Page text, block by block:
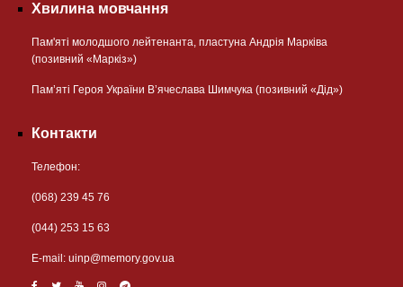
Хвилина мовчання
Пам'яті молодшого лейтенанта, пластуна Андрія Марківа
(позивний «Маркіз»)
Пам’яті Героя України В’ячеслава Шимчука (позивний «Дід»)
Контакти
Телефон:
(068) 239 45 76
(044) 253 15 63
Е-mail: uinp@memory.gov.ua